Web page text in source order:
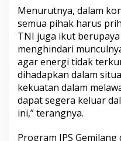
Menurutnya, dalam
semua pihak harus
TNI juga ikut
menghindari
agar energi tidak
dihadapkan dalam
kekuatan dalam
dapat segera keluar
ini,” terangnya.
Program JPS